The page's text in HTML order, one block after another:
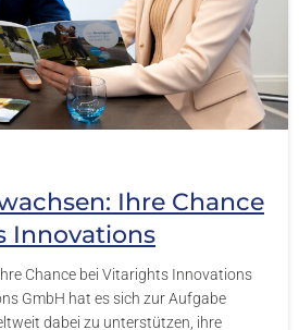
-
Ihre Chance
Innovations
Chance bei Vitarights Innovations
GmbH hat es sich zur Aufgabe
dabei zu unterstützen, ihre